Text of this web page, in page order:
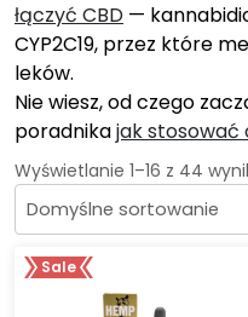
łączyć CBD —
CYP2C19, przez które
leków.
Nie wiesz, od czego
poradnikajak stosować
Wyświetlanie 1–16 z 44
Sale